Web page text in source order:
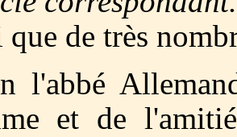
que de très
l'abbé
et de